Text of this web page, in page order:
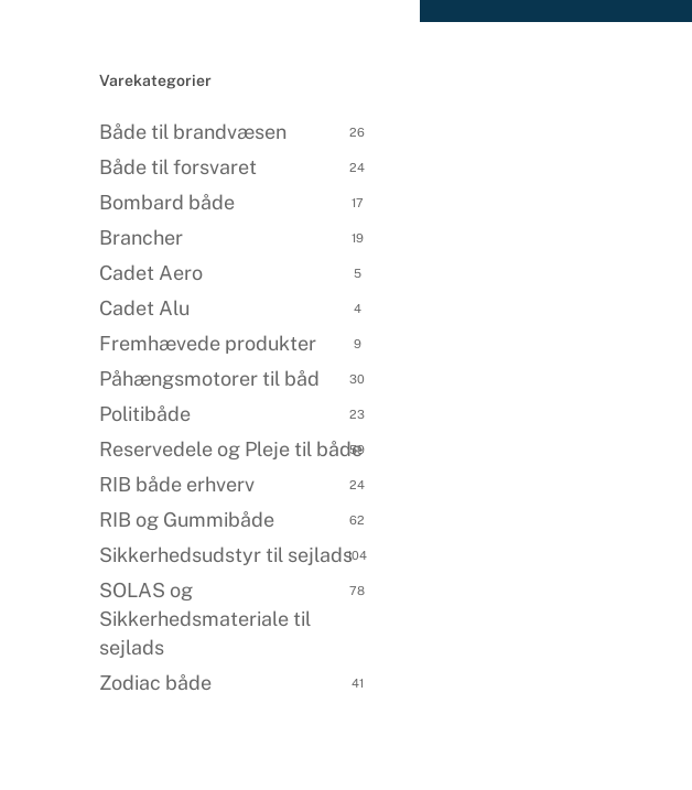
Varekategorier
Både til brandvæsen 26
Både til forsvaret 24
Bombard både 17
Brancher 19
Cadet Aero 5
Cadet Alu 4
Fremhævede produkter 9
Påhængsmotorer til båd 30
Politibåde 23
Reservedele og Pleje til både
59
RIB både erhverv 24
RIB og Gummibåde 62
Sikkerhedsudstyr til sejlads104
SOLAS og
Sikkerhedsmateriale til
sejlads
78
Zodiac både 41